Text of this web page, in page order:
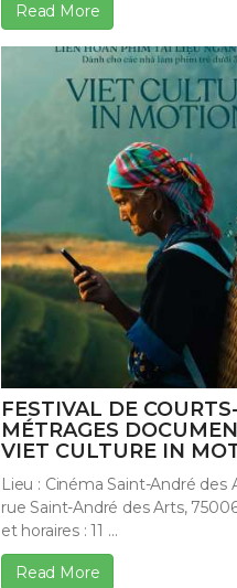
Read More
FESTIVAL DE COURTS-
MÉTRAGES
VIET CULTURE IN
Lieu : Cinéma Saint-André des
rue Saint-André des Arts,
et horaires : 11 ...
Read More